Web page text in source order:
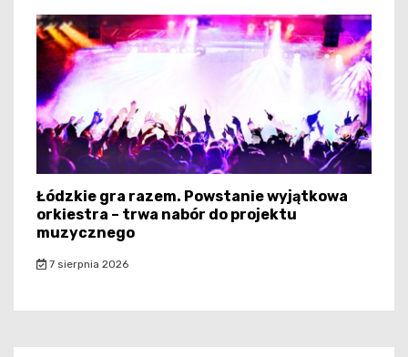
Łódzkie gra razem. Powstanie wyjątkowa
orkiestra – trwa nabór do projektu
muzycznego
7 sierpnia 2026